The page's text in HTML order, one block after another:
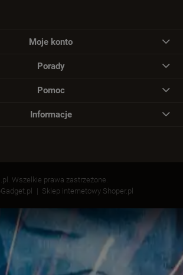
Moje konto
Porady
Pomoc
Informacje
Wszelkie prawa zastrzeżone.
Sklep internetowy Shoper.pl